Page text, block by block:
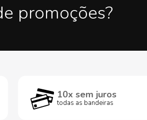
promoções?
10x sem juros
todas as bandeiras